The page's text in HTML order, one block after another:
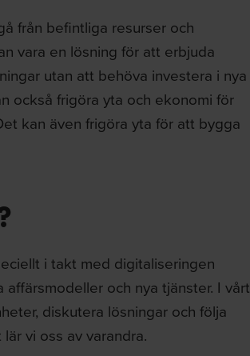
från befintliga resurser och
vara en lösning för att erbjuda
utan att behöva investera i nya
också frigöra yta och ekonomi för
kan även frigöra yta för att bygga
i takt med digitaliseringen
och nya tjänster. I vårt
diskutera lösningar och följa
vi oss av varandra.